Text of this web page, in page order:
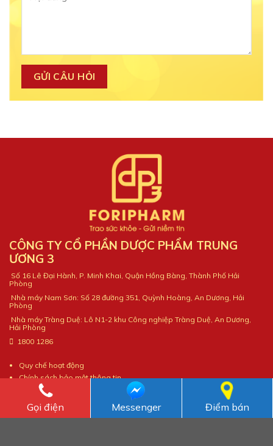
CÔNG TY CỔ PHẦN DƯỢC PHẨM TRUNG
ƯƠNG 3
Số 16 Lê Đại Hành, P. Minh Khai, Quận Hồng Bàng, Thành Phố Hải
Phòng
Nhà máy Nam Sơn: Số 28 đường 351, Quỳnh Hoàng, An Dương, Hải
Phòng
Nhà máy Tràng Duệ: Lô N1-2 khu Công nghiệp Tràng Duệ, An Dương,
Hải Phòng
1800 1286
Quy chế hoạt động
Chính sách bảo mật thông tin
Gọi điện Messenger Điểm bán